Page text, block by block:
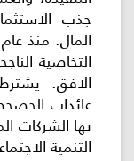
اتصل
جذب
التخاصية
الافق.
عائدات
بها الشركات
التنمية